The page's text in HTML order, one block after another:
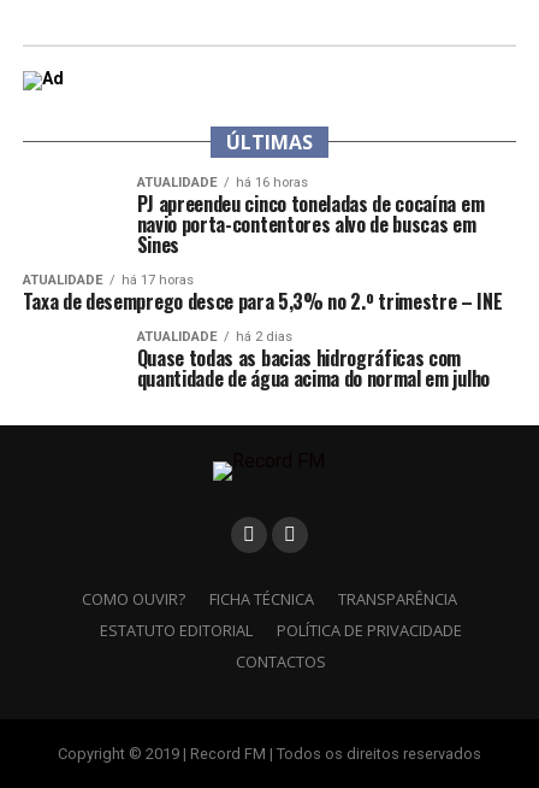
ÚLTIMAS
ATUALIDADE há 16 horas
PJ apreendeu cinco toneladas de cocaína em
navio porta-contentores alvo de buscas em
Sines
ATUALIDADE há 17 horas
Taxa de desemprego desce para 5,3% no 2.º trimestre – INE
ATUALIDADE há 2 dias
Quase todas as bacias hidrográficas com
quantidade de água acima do normal em julho
COMO OUVIR? FICHA TÉCNICA
TRANSPARÊNCIA
ESTATUTO EDITORIAL
POLÍTICA DE PRIVACIDADE
CONTACTOS
Copyright © 2019 | Record FM | Todos os direitos reservados